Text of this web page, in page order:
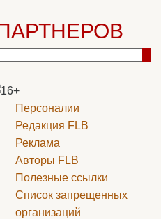
Персоналии
Редакция FLB
Реклама
Авторы FLB
Полезные ссылки
Список запрещенных
организаций